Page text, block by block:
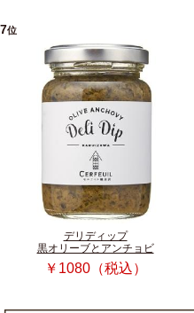
7位
デリディップ
黒オリーブとアンチョビ
￥1080（税込）